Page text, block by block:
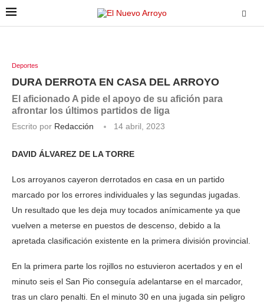
Deportes
DURA DERROTA EN CASA DEL ARROYO
El aficionado A pide el apoyo de su afición para
afrontar los últimos partidos de liga
Escrito por Redacción 14 abril, 2023
DAVID ÁLVAREZ DE LA TORRE
Los arroyanos cayeron derrotados en casa en un partido
marcado por los errores individuales y las segundas jugadas.
Un resultado que les deja muy tocados anímicamente ya que
vuelven a meterse en puestos de descenso, debido a la
apretada clasificación existente en la primera división provincial.
En la primera parte los rojillos no estuvieron acertados y en el
minuto seis el San Pio conseguía adelantarse en el marcador,
tras un claro penalti. En el minuto 30 en una jugada sin peligro